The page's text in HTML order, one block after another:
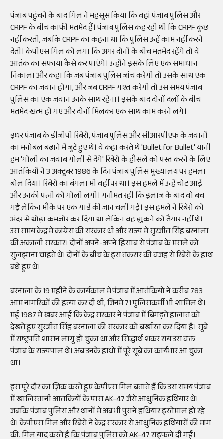
पंजाब पहुंचने के बाद गिल ने महसूस किया कि वहां पंजाब पुलिस और
CRPF के बीच काफी मतभेद हैं। पंजाब पुलिस कह रही थी कि CRPF कुछ
नहीं करती, जबकि CRPF का कहना था कि पुलिस उन्हें काम नहीं करने
देती। केपीएस गिल को लगा कि अगर दोनों के बीच मतभेद रहेंगे तो वे
आतंक का सफाया कैसे कर पाएंगे। उन्होंने इसके लिए एक समाधान
निकाला और कहा कि जब पंजाब पुलिस जांच करेगी तो उसके साथ एक
CRPF का जवान होगा, और जब CRPF गश्त करेगी तो उस समय पंजाब
पुलिस का एक जवान उनके साथ रहेगा। इसके बाद दोनों दलों के बीच
मतभेद खत्म हो गए और दोनों मिलकर एक साथ काम करने लगे।
इधर पंजाब के डीजीपी रिबेरो, पंजाब पुलिस और सीआरपीएफ के जवानों
का मनोबल बढ़ाने में जुटे हुए थे। वे कहा करते थे 'Bullet for Bullet' यानी
हम 'गोली का जवाब गोली से देंगे' रिबेरो के हौसले को पस्त करने के लिए
आतंकियों ने 3 अक्टूबर 1986 के दिन पंजाब पुलिस मुख्यालय पर हमला
बोल दिया। रिबेरो का बंगला भी वहीं पर था। इस हमले में उन्हें चोट आई
और उनकी पत्नी को गोली लगी। गनीमत रही कि इलाज के बाद वो बच
गईं लेकिन मौके पर एक गार्ड की जान चली गई। इस हमले ने रिबेरो को
अंदर से थोड़ा कमजोर कर दिया था लेकिन वह झुकने को तैयार नहीं थे।
उस समय केंद्र में कांग्रेस की सरकार थी और राज्य में सुरजीत सिंह बरनाला
की अकाली सरकार। दोनों अपने-अपने हिसाब से पंजाब के मसले को
सुलझाना चाहते थे। दोनों के बीच के इस तकरार की वजह से रिबेरो के हाथ
बंधे हुए थे।
बरनाला के 19 महीने के कार्यकाल में पंजाब में आतंकियों ने करीब 783
आम नागरिकों की हत्या कर दी थी, जिनमें 71 पुलिसकर्मी भी शामिल थे।
मई 1987 में खबर आई कि केंद्र सरकार ने पंजाब में बिगड़ते हालात को
देखते हुए सुरजीत सिंह बरनाला की सरकार को बर्खास्त कर दिया है। सूबे
में राष्ट्रपति शासन लागू हो चुका था और सिद्धार्थ शंकर राय उस वक्त
पंजाब के राज्यपाल थे। अब उनके हाथों में पूरे सूबे का कार्यभार आ चुका
था।
इस पूरे दौर का ज़िक्र करते हुए केपीएस गिल बताते हैं कि उस समय पंजाब
में खालिस्तानी आतंकियों के पास AK-47 जैसे आधुनिक हथियार थे।
जबकि पंजाब पुलिस और थानों में अब भी पुराने हथियार इस्तेमाल हो रहे
थे। केपीएस गिल और रिबेरो ने केंद्र सरकार से आधुनिक हथियारों की मांग
की. गिल याद करते हैं कि पंजाब पुलिस को AK-47 राइफलें दी गईं।